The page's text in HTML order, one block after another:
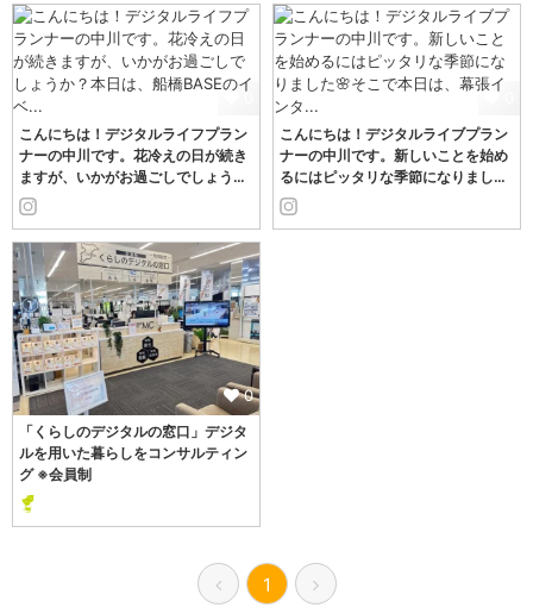
0
こんにちは！デジタルライフプラン
ナーの中川です。花冷えの日が続き
ますが、いかがお過ごしでしょう…
こんにちは！デジタルライブプラン
ナーの中川です。新しいことを始め
るにはピッタリな季節になりまし…
0
「くらしのデジタルの窓口」デジタ
ルを用いた暮らしをコンサルティン
グ ※会員制
1